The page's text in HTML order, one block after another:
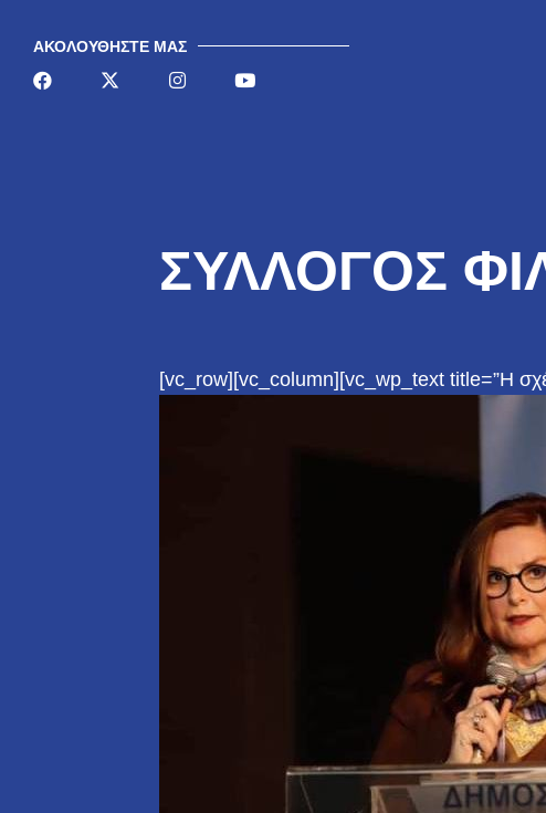
AΚΟΛΟΥΘΉΣΤΕ ΜΑΣ
ΣΥΛΛΟΓΟΣ
[vc_row][vc_column][vc_wp_text title=”Η